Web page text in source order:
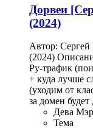
Дорвеи
(2024)
Автор: Сергей
(2024)
Ру-трафик
+ куда лучше
(уходим от
за домен
Дева
Тема